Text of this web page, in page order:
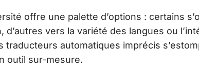
offre une palette d’options : certains
d’autres vers la variété des langues ou
traducteurs automatiques imprécis
outil sur-mesure.